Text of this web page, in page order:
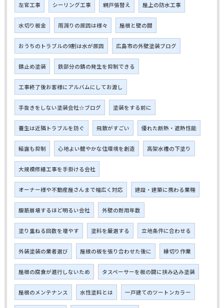
左官工事 シーリング工事 網戸張替え 屋上の防水工事
水切り板金 雨漏りの原因は様々 屋根と壁の間
おうちのトラブルの9割は水が原因 広島市の外壁塗装ブログ
錆止め塗装 鉄部分の錆の発生を抑制できる
工事終了後お客様にアルバムにしてお渡し
手抜きをしない塗装会社☆ブログ 塗装をする前に
養生は近隣トラブルを防ぐ 飛散がすごい 優れた断熱・遮熱性能
結露も抑制 心地よい健やかな住環境を創造 高架水槽の下塗り
大規模修繕工事を手掛ける会社
オーナー様や不動産屋さんまで幅広く対応 建設・建築に携わる業種
腹筋崩壊するほど明るい会社 外壁の耐用年数
塗り重ねる回数を増やす 塗料を厳選する 立地条件に合わせる
外装塗装の業者選び 屋根の板を張り合わせた後に 縁切り作業
屋根の腐食が進行しないため タスペーサーを板の間に挟み込み塗装
屋根のメンテナンス 水性塗料とは 一戸建てのツートンカラー